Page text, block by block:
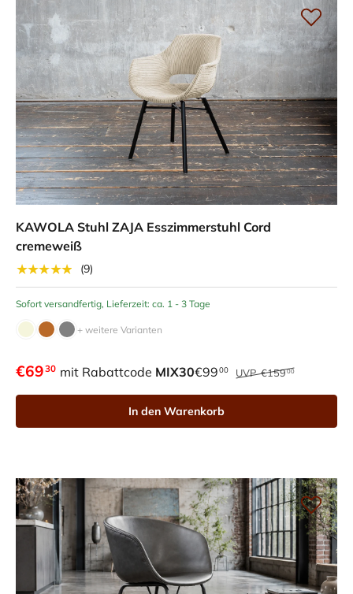
KAWOLA Stuhl ZAJA Esszimmerstuhl Cord
cremeweiß
★★★★★
(9)
Sofort versandfertig, Lieferzeit: ca. 1 - 3 Tage
+ weitere Varianten
€6930 mit Rabattcode MIX30€9900 UVP€15900
In den Warenkorb